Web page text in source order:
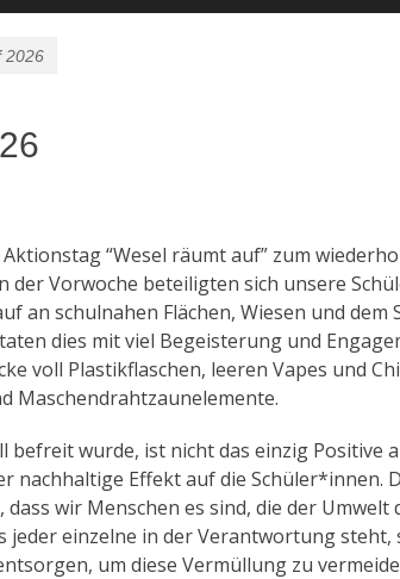
2026
“Wesel räumt auf” zum
der Vorwoche beteiligten sich unsere
an schulnahen Flächen, Wiesen und dem
dies mit viel Begeisterung und
voll Plastikflaschen, leeren Vapes und
Maschendrahtzaunelemente.
befreit wurde, ist nicht das einzig Positive
nachhaltige Effekt auf die Schüler*innen.
wir Menschen es sind, die der Umwelt
jeder einzelne in der Verantwortung
um diese Vermüllung zu